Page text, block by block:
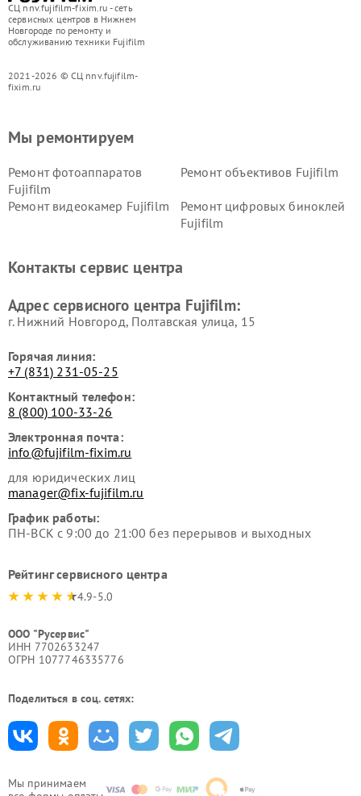
СЦ nnv.fujifilm-fixim.ru - сеть
сервисных центров в Нижнем
Новгороде по ремонту и
обслуживанию техники Fujifilm
2021-2026 © СЦ nnv.fujifilm-
fixim.ru
Мы принимаем
Мы ремонтируем
Ремонт фотоаппаратов
Fujifilm
Ремонт объективов Fujifilm
Ремонт видеокамер Fujifilm
Ремонт цифровых биноклей
Fujifilm
Контакты сервис центра
Адрес сервисного центра Fujifilm:
г. Нижний Новгород, Полтавская улица, 15
Горячая линия:
+7 (831) 231-05-25
Контактный телефон:
8 (800) 100-33-26
Электронная почта:
info@fujifilm-fixim.ru
для юридических лиц
manager@fix-fujifilm.ru
График работы:
ПН-ВСК с 9:00 до 21:00 без перерывов и выходных
Рейтинг сервисного центра
4.9-5.0
ООО "Русервис"
ИНН 7702633247
ОГРН 1077746335776
Поделиться в соц. сетях: